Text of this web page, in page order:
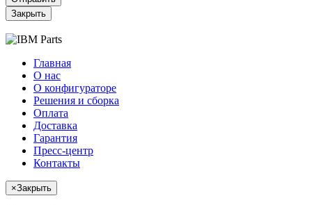
Закрыть
Главная
О нас
О конфигураторе
Решения и сборка
Оплата
Доставка
Гарантия
Пресс-центр
Контакты
×Закрыть